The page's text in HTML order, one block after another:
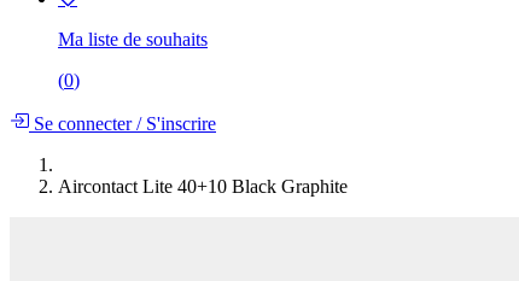
Ma liste de souhaits
(0)
Se connecter/S'inscrire
Aircontact Lite 40+10 Black Graphite